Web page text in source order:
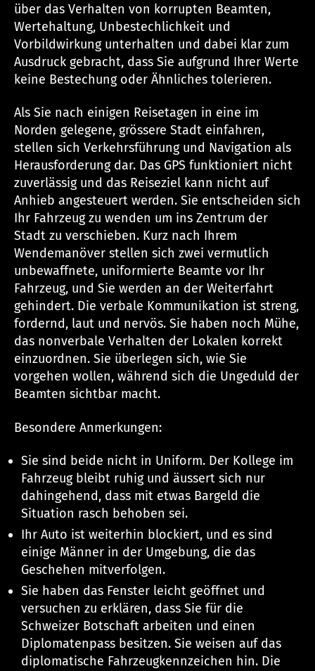
über das Verhalten von korrupten Beamten,
Wertehaltung, Unbestechlichkeit und
Vorbildwirkung unterhalten und dabei klar zum
Ausdruck gebracht, dass Sie aufgrund Ihrer Werte
keine Bestechung oder Ähnliches tolerieren.
Als Sie nach einigen Reisetagen in eine im
Norden gelegene, grössere Stadt einfahren,
stellen sich Verkehrsführung und Navigation als
Herausforderung dar. Das GPS funktioniert nicht
zuverlässig und das Reiseziel kann nicht auf
Anhieb angesteuert werden. Sie entscheiden sich
Ihr Fahrzeug zu wenden um ins Zentrum der
Stadt zu verschieben. Kurz nach Ihrem
Wendemanöver stellen sich zwei vermutlich
unbewaffnete, uniformierte Beamte vor Ihr
Fahrzeug, und Sie werden an der Weiterfahrt
gehindert. Die verbale Kommunikation ist streng,
fordernd, laut und nervös. Sie haben noch Mühe,
das nonverbale Verhalten der Lokalen korrekt
einzuordnen. Sie überlegen sich, wie Sie
vorgehen wollen, während sich die Ungeduld der
Beamten sichtbar macht.
Besondere Anmerkungen:
Sie sind beide nicht in Uniform. Der Kollege im
Fahrzeug bleibt ruhig und äussert sich nur
dahingehend, dass mit etwas Bargeld die
Situation rasch behoben sei.
Ihr Auto ist weiterhin blockiert, und es sind
einige Männer in der Umgebung, die das
Geschehen mitverfolgen.
Sie haben das Fenster leicht geöffnet und
versuchen zu erklären, dass Sie für die
Schweizer Botschaft arbeiten und einen
Diplomatenpass besitzen. Sie weisen auf das
diplomatische Fahrzeugkennzeichen hin. Die